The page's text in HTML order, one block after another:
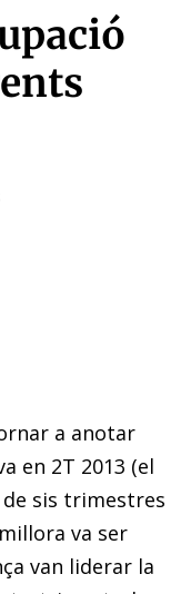
a anotar
en 2T 2013 (el
sis trimestres
va ser
van liderar la